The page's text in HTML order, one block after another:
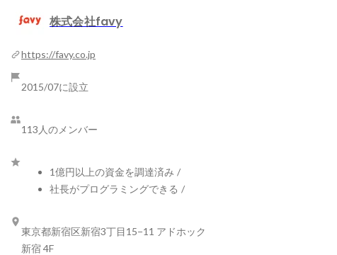
株式会社favy
https://favy.co.jp
2015/07に設立
113人のメンバー
1億円以上の資金を調達済み /
社長がプログラミングできる /
東京都新宿区新宿3丁目15−11 アドホック
新宿 4F